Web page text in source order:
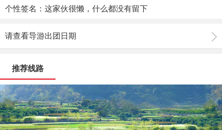
个性签名：这家伙很懒，什么都没有留下
请查看导游出团日期
推荐线路